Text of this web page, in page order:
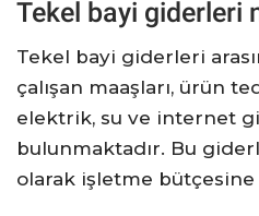
Tekel bayi giderleri
Tekel bayi giderleri
çalışan maaşları, ürün
elektrik, su ve internet
bulunmaktadır. Bu
olarak işletme